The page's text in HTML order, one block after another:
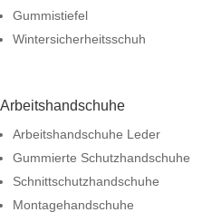
Gummistiefel
Wintersicherheitsschuh
Arbeitshandschuhe
Arbeitshandschuhe Leder
Gummierte Schutzhandschuhe
Schnittschutzhandschuhe
Montagehandschuhe